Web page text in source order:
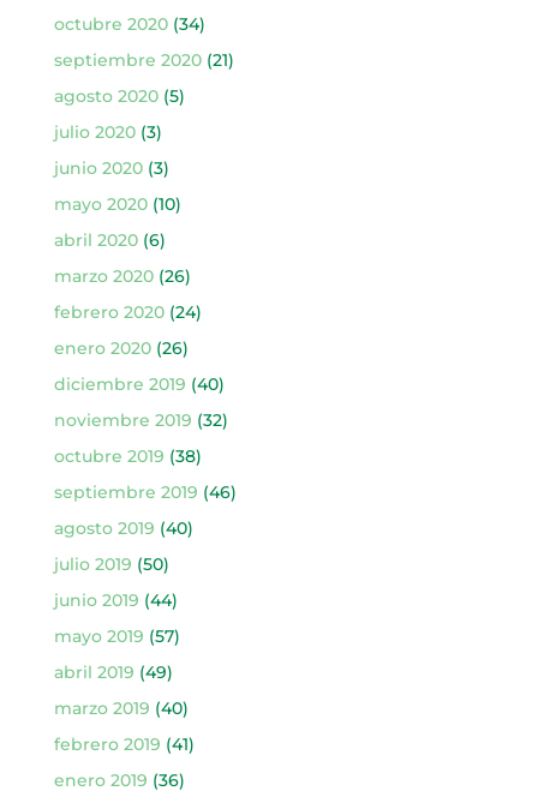
octubre 2020(34)
septiembre 2020(21)
agosto 2020(5)
julio 2020(3)
junio 2020(3)
mayo 2020(10)
abril 2020(6)
marzo 2020(26)
febrero 2020(24)
enero 2020(26)
diciembre 2019 (40)
noviembre 2019 (32)
octubre 2019 (38)
septiembre 2019 (46)
agosto 2019 (40)
julio 2019 (50)
junio 2019 (44)
mayo 2019 (57)
abril 2019 (49)
marzo 2019 (40)
febrero 2019 (41)
enero 2019 (36)